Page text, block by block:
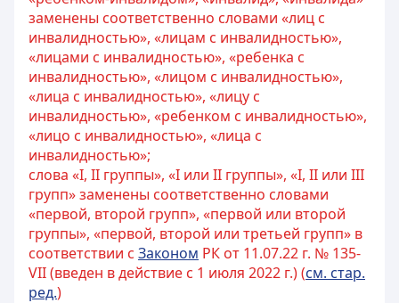
заменены соответственно словами «лиц с
инвалидностью», «лицам с инвалидностью»,
«лицами с инвалидностью», «ребенка с
инвалидностью», «лицом с инвалидностью»,
«лица с инвалидностью», «лицу с
инвалидностью», «ребенком с инвалидностью»,
«лицо с инвалидностью», «лица с
инвалидностью»;
слова «I, II группы», «I или II группы», «I, II или III
групп» заменены соответственно словами
«первой, второй групп», «первой или второй
группы», «первой, второй или третьей групп» в
соответствии с Законом РК от 11.07.22 г. № 135-
VII (введен в действие с 1 июля 2022 г.) (см. стар.
ред.)